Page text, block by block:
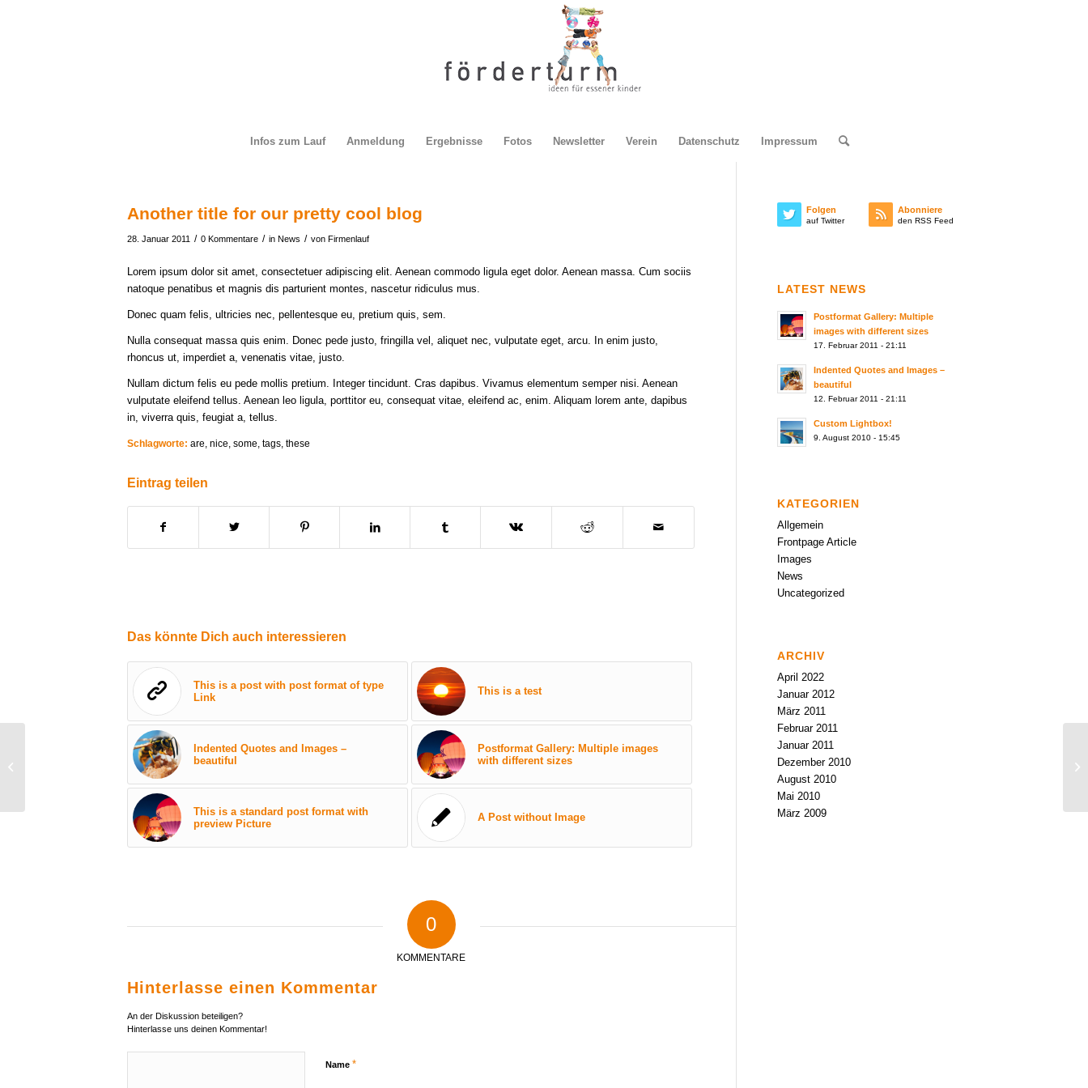
Infos zum Lauf Anmeldung Ergebnisse Fotos Newsletter Verein Datenschutz Impressum
Another title for our pretty cool blog
28. Januar 2011 / 0 Kommentare / in News / von Firmenlauf
Lorem ipsum dolor sit amet, consectetuer adipiscing elit. Aenean commodo ligula eget dolor. Aenean massa. Cum sociis
natoque penatibus et magnis dis parturient montes, nascetur ridiculus mus.
Donec quam felis, ultricies nec, pellentesque eu, pretium quis, sem.
Nulla consequat massa quis enim. Donec pede justo, fringilla vel, aliquet nec, vulputate eget, arcu. In enim justo,
rhoncus ut, imperdiet a, venenatis vitae, justo.
Nullam dictum felis eu pede mollis pretium. Integer tincidunt. Cras dapibus. Vivamus elementum semper nisi. Aenean
vulputate eleifend tellus. Aenean leo ligula, porttitor eu, consequat vitae, eleifend ac, enim. Aliquam lorem ante, dapibus
in, viverra quis, feugiat a, tellus.
Schlagworte: are nice some tags these
Eintrag teilen
Das könnte Dich auch interessieren
This is a post with post format of type
Link
This is a test
Indented Quotes and Images –
beautiful
Postformat Gallery: Multiple images
with different sizes
This is a standard post format with
preview Picture
A Post without Image
0
KOMMENTARE
Hinterlasse einen Kommentar
An der Diskussion beteiligen?
Hinterlasse uns deinen Kommentar!
Name *
Folgen
auf Twitter
Abonniere
den RSS Feed
LATEST NEWS
Postformat Gallery: Multiple
images with different sizes
17. Februar 2011 - 21:11
Indented Quotes and Images –
beautiful
12. Februar 2011 - 21:11
Custom Lightbox!
9. August 2010 - 15:45
KATEGORIEN
Allgemein
Frontpage Article
Images
News
Uncategorized
ARCHIV
April 2022
Januar 2012
März 2011
Februar 2011
Januar 2011
Dezember 2010
August 2010
Mai 2010
März 2009